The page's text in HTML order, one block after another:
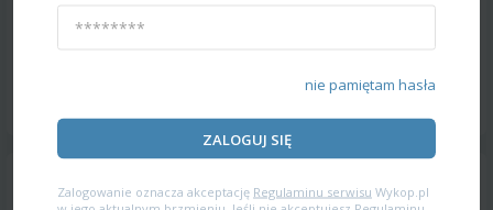
nie pamiętam hasła
ZALOGUJ SIĘ
Zalogowanie oznacza akceptację Regulaminu serwisu Wykop.pl